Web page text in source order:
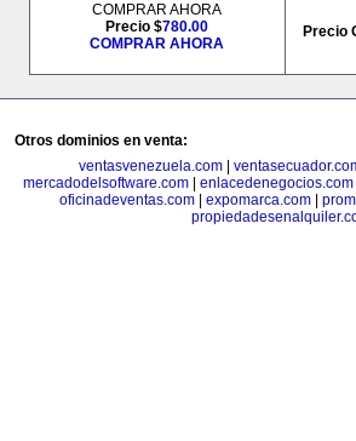
COMPRAR AHORA
Precio $780.00
COMPRAR AHORA
Precio
Otros dominios en venta:
ventasvenezuela.com|
mercadodelsoftware.com
enlacedenegocios.com
oficinadeventas.com
expomarca.com